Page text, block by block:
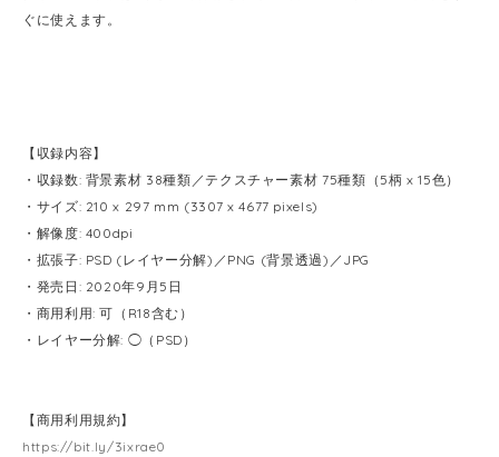
ぐに使えます。
【収録内容】
・収録数: 背景素材 38種類／テクスチャー素材 75種類（5柄 x 15色）
・サイズ: 210 x 297 mm (3307 x 4677 pixels)
・解像度: 400dpi
・拡張子: PSD (レイヤー分解)／PNG (背景透過)／JPG
・発売日: 2020年9月5日
・商用利用: 可（R18含む）
・レイヤー分解: ◯（PSD）
【商用利用規約】
https://bit.ly/3ixrae0